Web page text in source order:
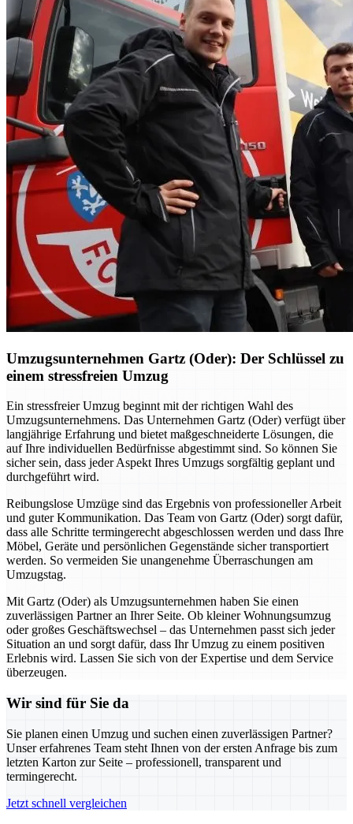
Umzugsunternehmen Gartz (Oder): Der Schlüssel zu
einem stressfreien Umzug
Ein stressfreier Umzug beginnt mit der richtigen Wahl des
Umzugsunternehmens. Das Unternehmen Gartz (Oder) verfügt über
langjährige Erfahrung und bietet maßgeschneiderte Lösungen, die
auf Ihre individuellen Bedürfnisse abgestimmt sind. So können Sie
sicher sein, dass jeder Aspekt Ihres Umzugs sorgfältig geplant und
durchgeführt wird.
Reibungslose Umzüge sind das Ergebnis von professioneller Arbeit
und guter Kommunikation. Das Team von Gartz (Oder) sorgt dafür,
dass alle Schritte termingerecht abgeschlossen werden und dass Ihre
Möbel, Geräte und persönlichen Gegenstände sicher transportiert
werden. So vermeiden Sie unangenehme Überraschungen am
Umzugstag.
Mit Gartz (Oder) als Umzugsunternehmen haben Sie einen
zuverlässigen Partner an Ihrer Seite. Ob kleiner Wohnungsumzug
oder großes Geschäftswechsel – das Unternehmen passt sich jeder
Situation an und sorgt dafür, dass Ihr Umzug zu einem positiven
Erlebnis wird. Lassen Sie sich von der Expertise und dem Service
überzeugen.
Wir sind für Sie da
Sie planen einen Umzug und suchen einen zuverlässigen Partner?
Unser erfahrenes Team steht Ihnen von der ersten Anfrage bis zum
letzten Karton zur Seite – professionell, transparent und
termingerecht.
Jetzt schnell vergleichen